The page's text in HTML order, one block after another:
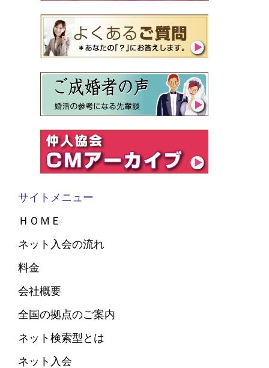
サイトメニュー
ＨＯＭＥ
ネット入会の流れ
料金
会社概要
全国の拠点のご案内
ネット検索型とは
ネット入会